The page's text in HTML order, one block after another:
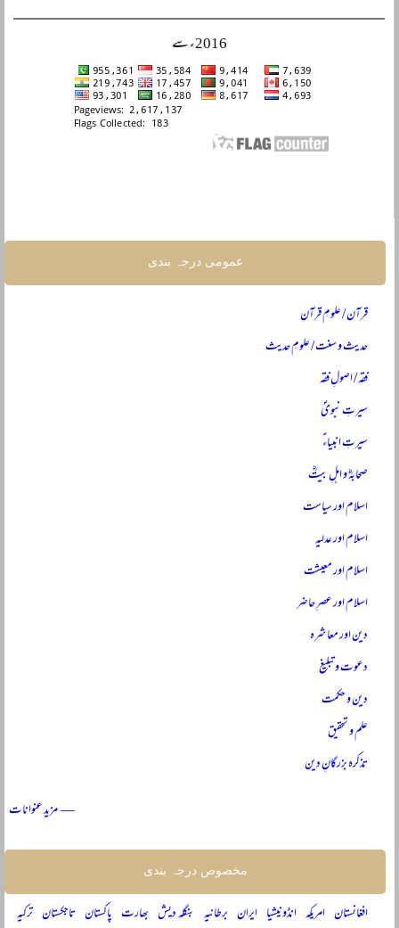
2016ء سے
عمومی درجہ بندی
قرآن / علومِ قرآن
حدیث و سنت / علومِ حدیث
فقہ / اصولِ فقہ
سیرتِ نبویؐ
سیرتِ انبیاءؑ
صحابہؓ و اہلِ بیتؓ
اسلام اور سیاست
اسلام اور عدلیہ
اسلام اور معیشت
اسلام اور عصرِ حاضر
دین اور معاشرہ
دعوت و تبلیغ
دین و حکمت
علم و تحقیق
تذکرہ بزرگانِ دین
— مزید عنوانات
مخصوص درجہ بندی
افغانستان امریکہ انڈونیشیا ایران برطانیہ بنگلہ دیش بھارت پاکستان تاجکستان ترکیہ